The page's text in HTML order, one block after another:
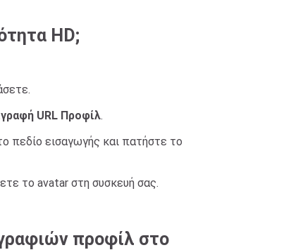
HD;
URL Προφίλ.
πεδίο εισαγωγής και πατήστε το
το avatar στη συσκευή σας.
προφίλ στο